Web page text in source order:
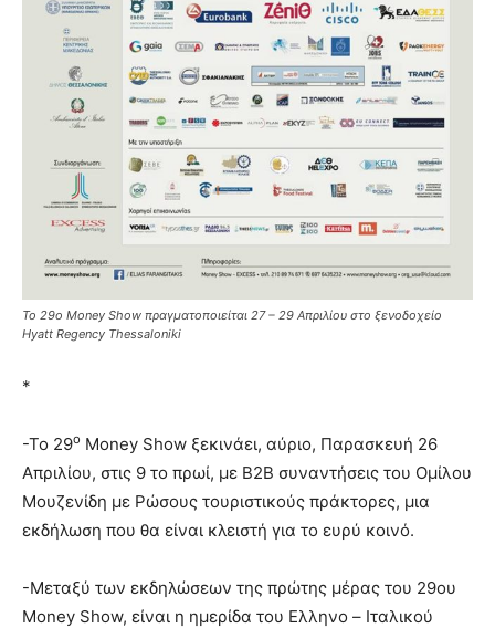
Το 29ο Money Show πραγματοποιείται 27 – 29 Απριλίου στο ξενοδοχείο
Hyatt Regency Thessaloniki
*
-Το 29ο Money Show ξεκινάει, αύριο, Παρασκευή 26
Απριλίου, στις 9 το πρωί, με Β2Β συναντήσεις του Ομίλου
Μουζενίδη με Ρώσους τουριστικούς πράκτορες, μια
εκδήλωση που θα είναι κλειστή για το ευρύ κοινό.
-Μεταξύ των εκδηλώσεων της πρώτης μέρας του 29ου
Money Show, είναι η ημερίδα του Ελληνο – Ιταλικού